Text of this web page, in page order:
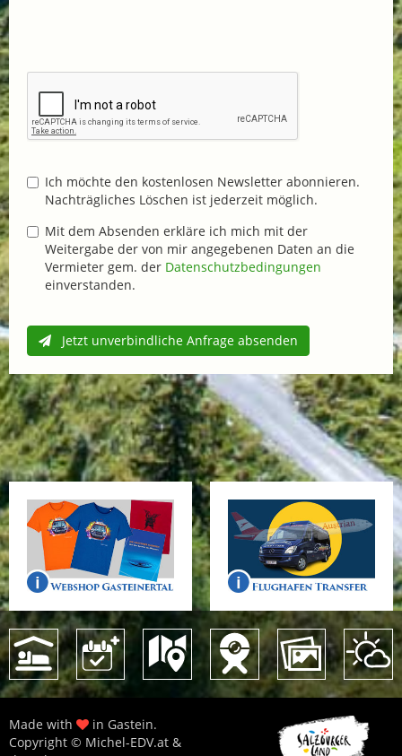
Ich möchte den kostenlosen Newsletter abonnieren.
Nachträgliches Löschen ist jederzeit möglich.
Mit dem Absenden erkläre ich mich mit der
Weitergabe der von mir angegebenen Daten an die
Vermieter gem. der Datenschutzbedingungen
einverstanden.
Jetzt unverbindliche Anfrage absenden
Made with
in Gastein.
Copyright © Michel-EDV.at &